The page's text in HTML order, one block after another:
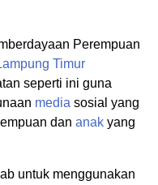
Perempuan
Timur
seperti ini guna
media sosial yang
dan anak yang
untuk menggunakan